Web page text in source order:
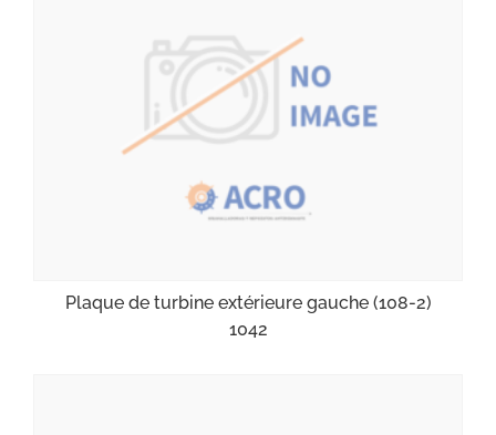
Plaque de turbine extérieure gauche (108-2)
1042